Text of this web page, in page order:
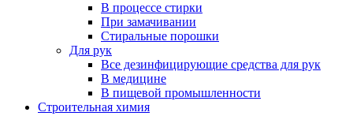
В процессе стирки
При замачивании
Стиральные порошки
Для рук
Все дезинфицирующие средства для рук
В медицине
В пищевой промышленности
Строительная химия